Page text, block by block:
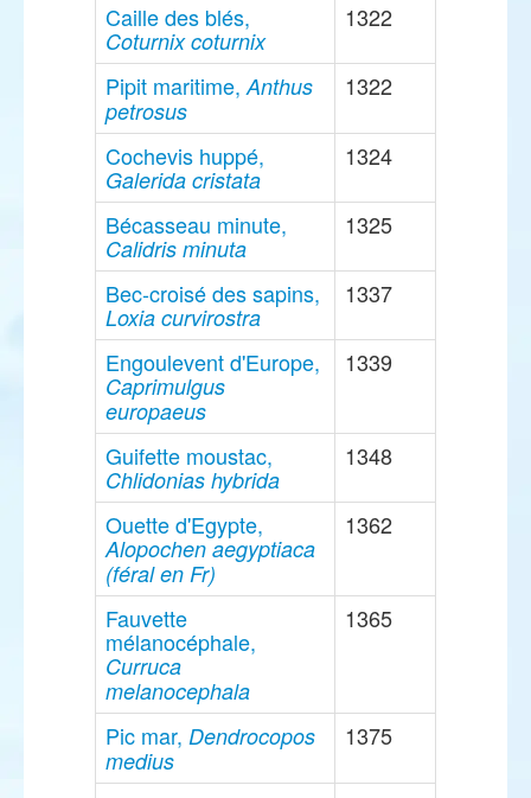
Caille des blés,
Coturnix coturnix
1322
Pipit maritime,Anthus
petrosus
1322
Cochevis huppé,
Galerida cristata
1324
Bécasseau minute,
Calidris minuta
1325
Bec-croisé des sapins,
Loxia curvirostra
1337
Engoulevent d'Europe,
Caprimulgus
europaeus
1339
Guifette moustac,
Chlidonias hybrida
1348
Ouette d'Egypte,
Alopochen aegyptiaca
(féral en Fr)
1362
Fauvette
mélanocéphale,
Curruca
melanocephala
1365
Pic mar, Dendrocopos
medius
1375